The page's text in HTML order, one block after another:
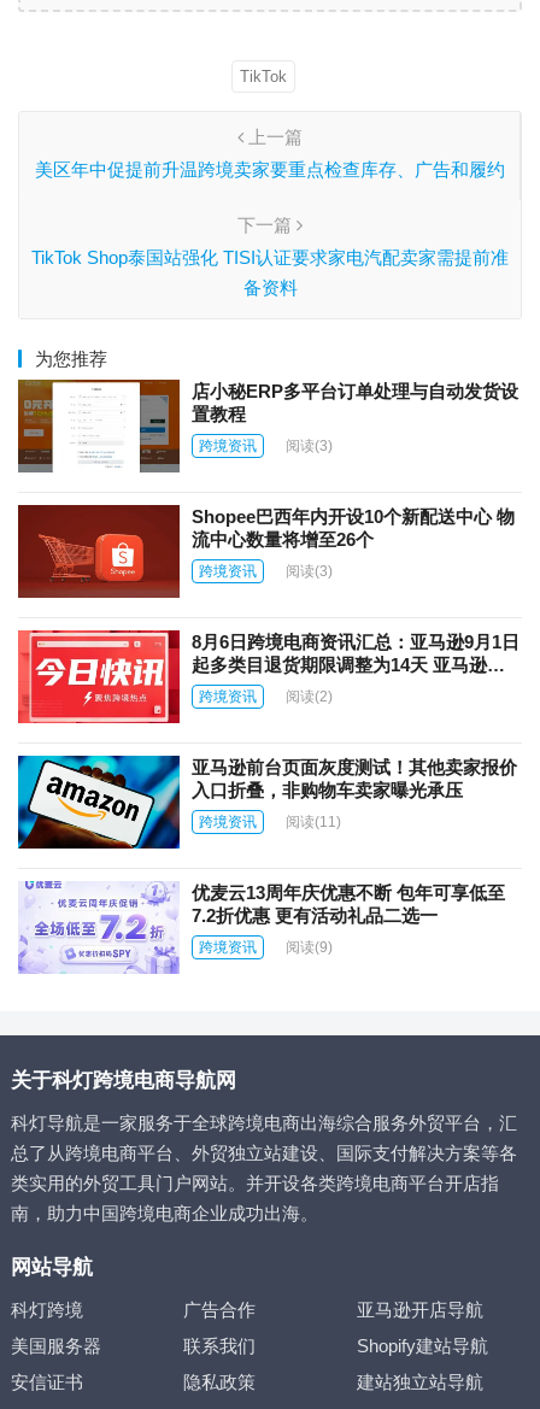
TikTok
上一篇
美区年中促提前升温跨境卖家要重点检查库存、广告和履约
下一篇
TikTok Shop泰国站强化 TISI认证要求家电汽配卖家需提前准
备资料
为您推荐
店小秘ERP多平台订单处理与自动发货设
置教程
跨境资讯 阅读(3)
Shopee巴西年内开设10个新配送中心 物
流中心数量将增至26个
跨境资讯 阅读(3)
8月6日跨境电商资讯汇总：亚马逊9月1日
起多类目退货期限调整为14天 亚马逊上
线AI商品图片自动翻译功能
跨境资讯 阅读(2)
亚马逊前台页面灰度测试！其他卖家报价
入口折叠，非购物车卖家曝光承压
跨境资讯 阅读(11)
优麦云13周年庆优惠不断 包年可享低至
7.2折优惠 更有活动礼品二选一
跨境资讯 阅读(9)
关于科灯跨境电商导航网
科灯导航是一家服务于全球跨境电商出海综合服务外贸平台，汇
总了从跨境电商平台、外贸独立站建设、国际支付解决方案等各
类实用的外贸工具门户网站。并开设各类跨境电商平台开店指
南，助力中国跨境电商企业成功出海。
网站导航
科灯跨境 广告合作
亚马逊开店导航
美国服务器
联系我们
Shopify建站导航
安信证书
隐私政策 建站独立站导航